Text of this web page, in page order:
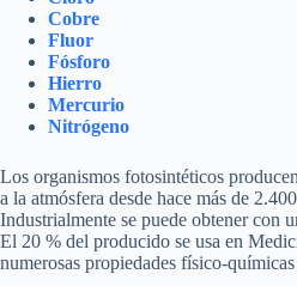
Cobre
Fluor
Fósforo
Hierro
Mercurio
Nitrógeno
Los organismos fotosintéticos
a la atmósfera desde hace más de
Industrialmente se puede obtener con
El 20 % del producido se usa en
numerosas propiedades físico-